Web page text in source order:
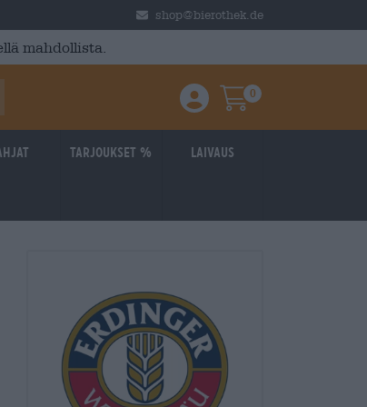
shop@bierothek.de
mahdollista.
Einloggen / Anmelden
Warenkorb
0
Tarjoukset % laivaus